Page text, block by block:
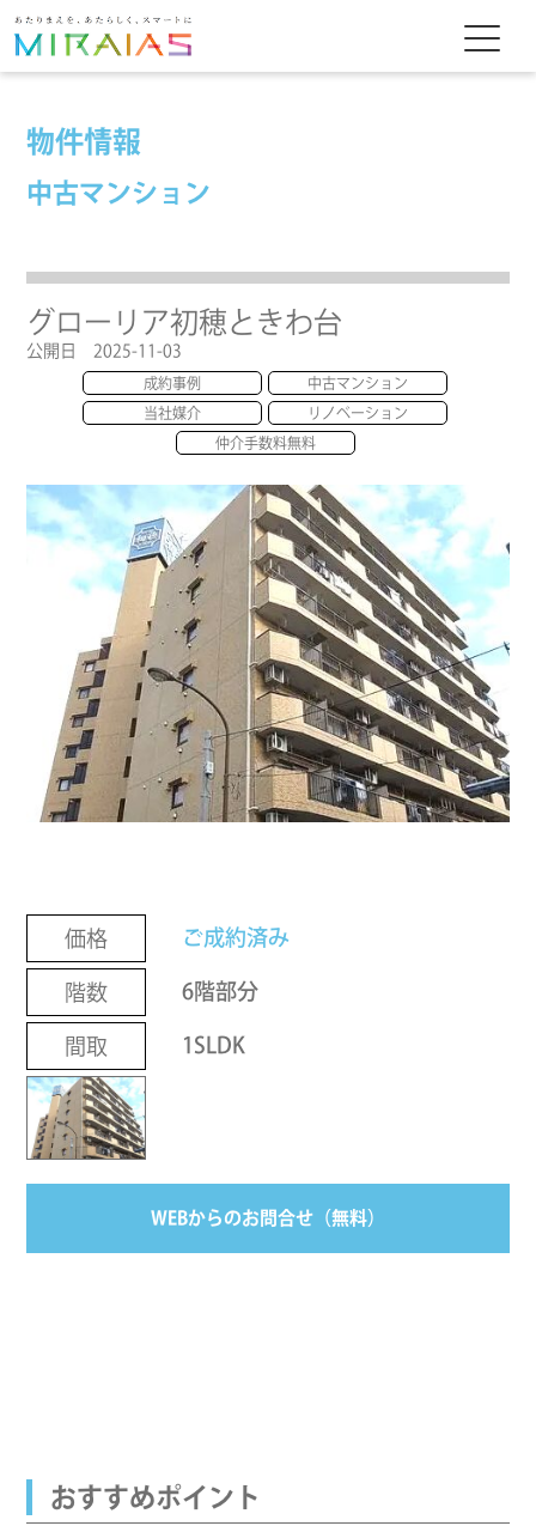
物件情報
中古マンション
グローリア初穂ときわ台
公開日 2025-11-03
成約事例 中古マンション
当社媒介 リノベーション
仲介手数料無料
価格 ご成約済み
階数 6階部分
間取 1SLDK
WEBからのお問合せ（無料）
おすすめポイント